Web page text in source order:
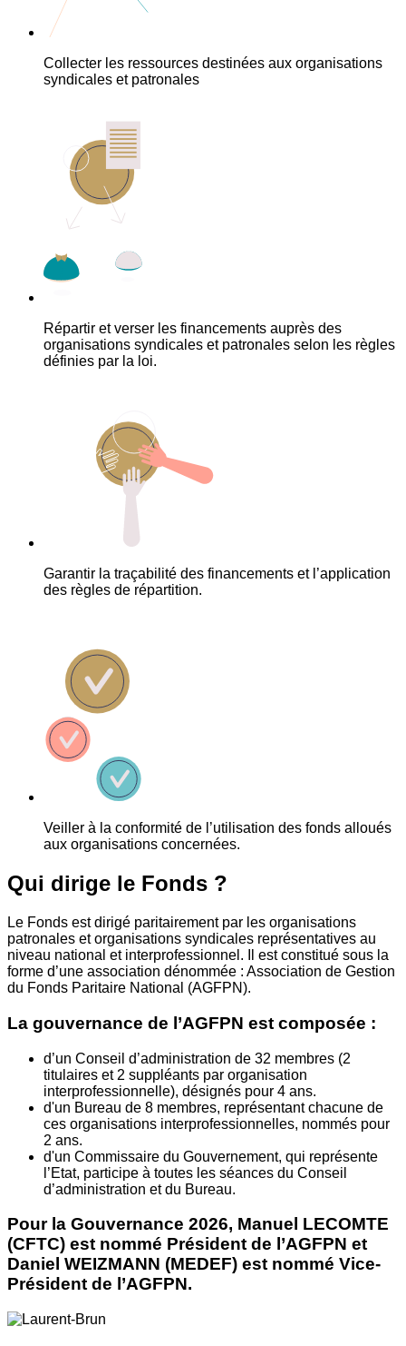
Collecter les ressources destinées aux organisations
syndicales et patronales
Répartir et verser les financements auprès des
organisations syndicales et patronales selon les règles
définies par la loi.
Garantir la traçabilité des financements et l’application
des règles de répartition.
Veiller à la conformité de l’utilisation des fonds alloués
aux organisations concernées.
Qui dirige le Fonds ?
Le Fonds est dirigé paritairement par les organisations
patronales et organisations syndicales représentatives au
niveau national et interprofessionnel. Il est constitué sous la
forme d’une association dénommée : Association de Gestion
du Fonds Paritaire National (AGFPN).
La gouvernance de l’AGFPN est composée :
d’un Conseil d’administration de 32 membres (2
titulaires et 2 suppléants par organisation
interprofessionnelle), désignés pour 4 ans.
d'un Bureau de 8 membres, représentant chacune de
ces organisations interprofessionnelles, nommés pour
2 ans.
d'un Commissaire du Gouvernement, qui représente
l’Etat, participe à toutes les séances du Conseil
d’administration et du Bureau.
Pour la Gouvernance 2026, Manuel LECOMTE
(CFTC) est nommé Président de l’AGFPN et
Daniel WEIZMANN (MEDEF) est nommé Vice-
Président de l’AGFPN.